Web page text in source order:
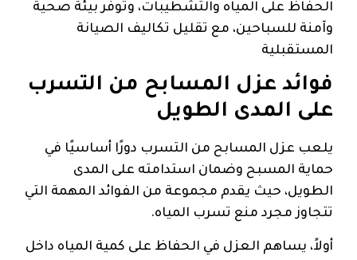
الحفاظ على المياه والتشطيبات، وتوفر بيئة صحية
وآمنة للسباحين، مع تقليل تكاليف الصيانة
المستقبلية
فوائد عزل المسابح من التسرب
على المدى الطويل
يلعب عزل المسابح من التسرب دورًا أساسيًا في
حماية المسبح وضمان استدامته على المدى
الطويل، حيث يقدم مجموعة من الفوائد المهمة التي
تتجاوز مجرد منع تسرب المياه.
أولاً، يساهم العزل في الحفاظ على كمية المياه داخل